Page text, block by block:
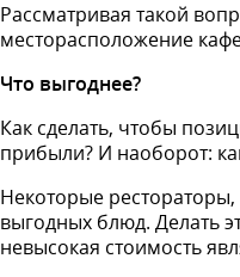
Рассматривая такой
месторасположение
Что выгоднее?
Как сделать, чтобы
прибыли? И наоборот:
Некоторые
выгодных блюд. Делать
невысокая стоимость